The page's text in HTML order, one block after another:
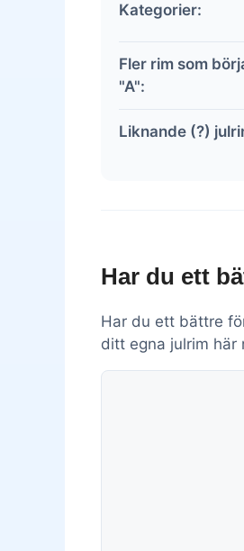
Kategorier:
Fler rim som
"A":
Liknande (?)
Har du ett
Har du ett bättre
ditt egna julrim här
Kommentar